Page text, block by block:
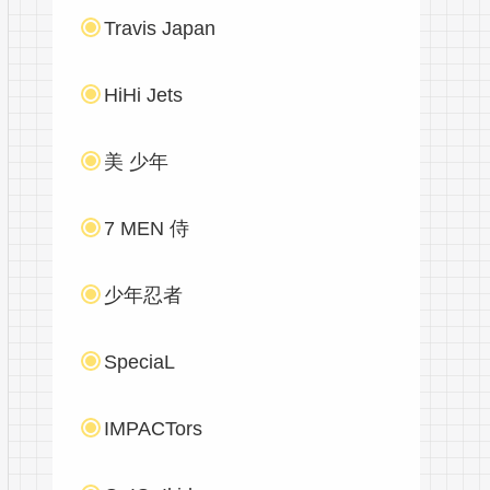
Travis Japan
HiHi Jets
美 少年
7 MEN 侍
少年忍者
SpeciaL
IMPACTors